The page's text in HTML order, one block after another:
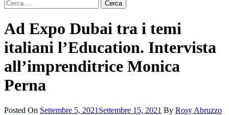
Ricerca
per:
Ad Expo Dubai tra i temi
italiani l’Education. Intervista
all’imprenditrice Monica
Perna
Posted On Settembre 5, 2021 Settembre 15, 2021 By Rosy Abruzzo